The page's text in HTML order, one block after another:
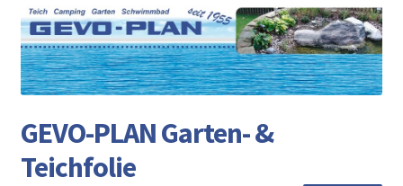
to
to
GEVO-PLAN Garten- &
Teichfolie